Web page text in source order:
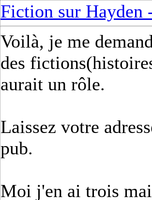
Fiction sur Hayden
Voilà, je me
des
aurait un rôle.
Laissez votre
pub.
Moi j'en ai trois